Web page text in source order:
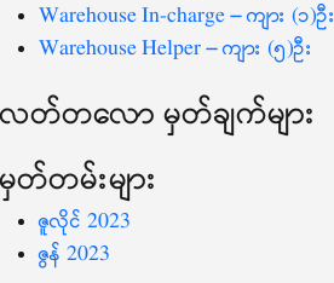
Warehouse In-charge – ကျား (၁)ဦး
Warehouse Helper – ကျား (၅)ဦး
လတ်တ‌လော မှတ်ချက်များ
မှတ်တမ်းများ
ဇူလိုင် 2023
ဇွန် 2023